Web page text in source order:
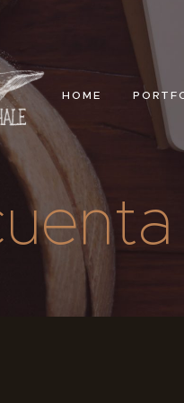
HOME